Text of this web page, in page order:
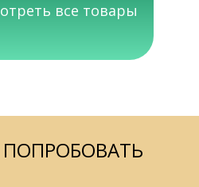
все товары